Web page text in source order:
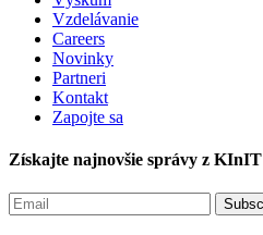
Vzdelávanie
Careers
Novinky
Partneri
Kontakt
Zapojte sa
Získajte najnovšie správy z KInIT